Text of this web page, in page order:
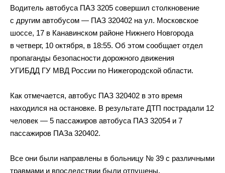
Водитель автобуса ПАЗ 3205 совершил столкновение
с другим автобусом — ПАЗ 320402 на ул. Московское
шоссе, 17 в Канавинском районе Нижнего Новгорода
в четверг, 10 октября, в 18:55. Об этом сообщает отдел
пропаганды безопасности дорожного движения
УГИБДД ГУ МВД России по Нижегородской области.
Как отмечается, автобус ПАЗ 320402 в это время
находился на остановке. В результате ДТП пострадали 12
человек — 5 пассажиров автобуса ПАЗ 32054 и 7
пассажиров ПАЗа 320402.
Все они были направлены в больницу № 39 с различными
травмами и впоследствии были отпущены.